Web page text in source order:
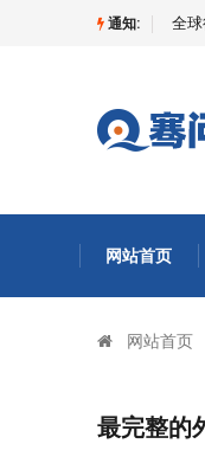
通知: 全
网站首页
网站首页
最完整的